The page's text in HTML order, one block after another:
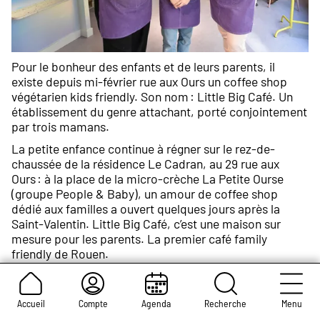
Accueil Compte Agenda Recherche Menu
Pour le bonheur des enfants et de leurs parents, il
existe depuis mi-février rue aux Ours un coffee shop
végétarien kids friendly. Son nom : Little Big Café. Un
établissement du genre attachant, porté conjointement
par trois mamans.
La petite enfance continue à régner sur le rez-de-
chaussée de la résidence Le Cadran, au 29 rue aux
Ours : à la place de la micro-crèche La Petite Ourse
(groupe People & Baby), un amour de coffee shop
dédié aux familles a ouvert quelques jours après la
Saint-Valentin. Little Big Café, c’est une maison sur
mesure pour les parents. La premier café family
friendly de Rouen.
Les lieux ont été pensés pour s’adapter aux enfants en
bas âge et aux parents accompagnés de poussettes.
Niveau ambiance, un environnement positif, coloré,